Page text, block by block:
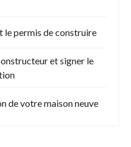
le permis de construire
et signer le
de votre maison neuve